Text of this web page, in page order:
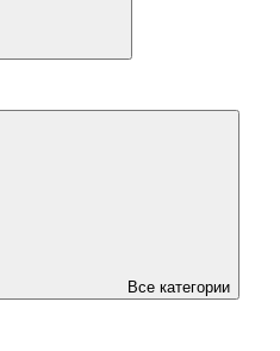
Все категории